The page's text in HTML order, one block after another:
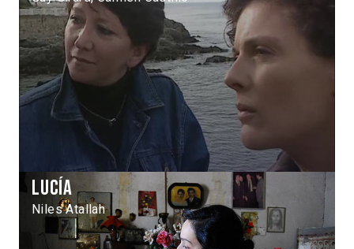
Lucía
Niles Atallah